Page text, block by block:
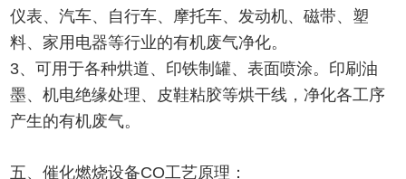
仪表、汽车、自行车、摩托车、发动机、磁带、塑
料、家用电器等行业的有机废气净化。
3、可用于各种烘道、印铁制罐、表面喷涂。印刷油
墨、机电绝缘处理、皮鞋粘胶等烘干线，净化各工序
产生的有机废气。
五、催化燃烧设备CO工艺原理：